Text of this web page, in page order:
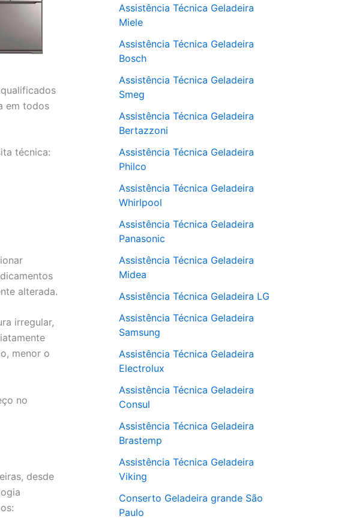
em todos
técnica:
alterada.
irregular,
menor o
no
desde
Assistência Técnica Geladeira
Miele
Assistência Técnica Geladeira
Bosch
Assistência Técnica Geladeira
Smeg
Assistência Técnica Geladeira
Bertazzoni
Assistência Técnica Geladeira
Philco
Assistência Técnica Geladeira
Whirlpool
Assistência Técnica Geladeira
Panasonic
Assistência Técnica Geladeira
Midea
Assistência Técnica Geladeira LG
Assistência Técnica Geladeira
Samsung
Assistência Técnica Geladeira
Electrolux
Assistência Técnica Geladeira
Consul
Assistência Técnica Geladeira
Brastemp
Assistência Técnica Geladeira
Viking
Conserto Geladeira grande São
Paulo